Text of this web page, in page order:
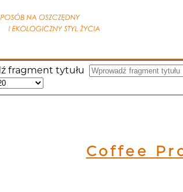
fragment tytułu
Coffee